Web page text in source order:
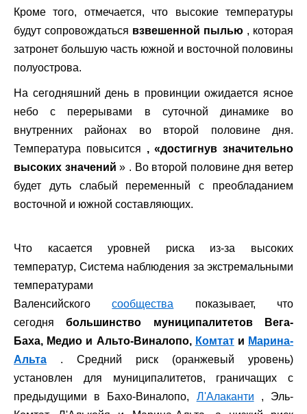
Кроме того, отмечается, что высокие температуры
будут сопровождаться взвешенной пылью , которая
затронет большую часть южной и восточной половины
полуострова.
На сегодняшний день в провинции ожидается ясное
небо с перерывами в суточной динамике во
внутренних районах во второй половине дня.
Температура повысится , «достигнув значительно
высоких значений » . Во второй половине дня ветер
будет дуть слабый переменный с преобладанием
восточной и южной составляющих.
Что касается уровней риска из-за высоких
температур, Система наблюдения за экстремальными
температурами
Валенсийскогосообщества показывает, что
сегоднябольшинство муниципалитетов Вега-
Баха, Медио и Альто-Виналопо, Комтати Марина-
Альта . Средний риск (оранжевый уровень)
установлен для муниципалитетов, граничащих с
предыдущими в Бахо-Виналопо, Л'Алаканти , Эль-